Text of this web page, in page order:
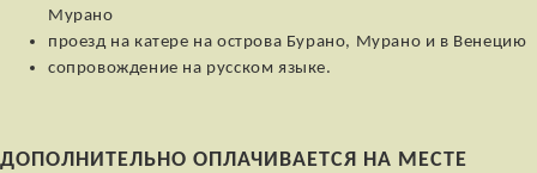
Мурано
проезд на катере на острова Бурано, Мурано и в Венецию
сопровождение на русском языке.
ДОПОЛНИТЕЛЬНО ОПЛАЧИВАЕТСЯ НА МЕСТЕ